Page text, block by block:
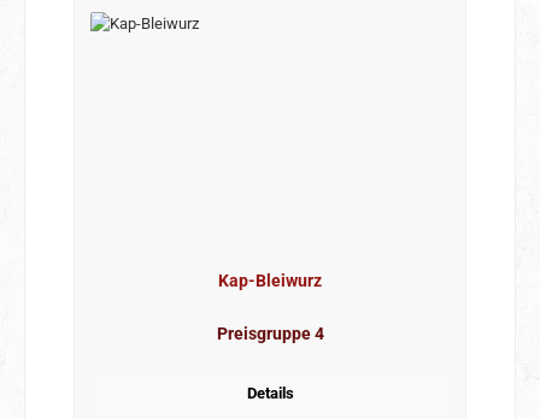
Kap-Bleiwurz
Preisgruppe 4
Details